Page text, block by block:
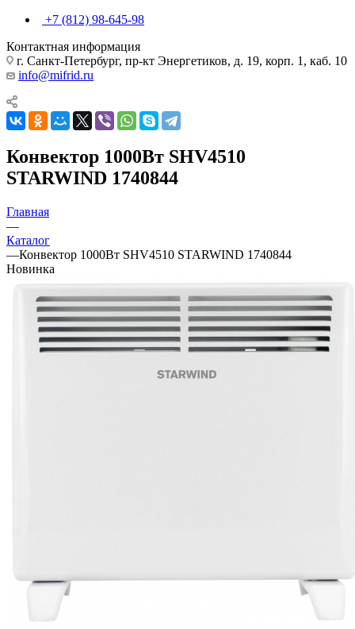
+7 (812) 98-645-98
Контактная информация
г. Санкт-Петербург, пр-кт Энергетиков, д. 19, корп. 1, каб. 10
info@mifrid.ru
Конвектор 1000Вт SHV4510
STARWIND 1740844
Главная
—
Каталог
—Конвектор 1000Вт SHV4510 STARWIND 1740844
Новинка